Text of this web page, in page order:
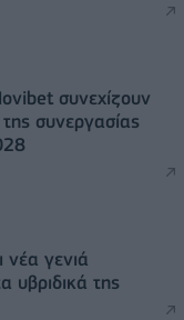
συνεχίζουν
συνεργασίας
γενιά
υβριδικά της